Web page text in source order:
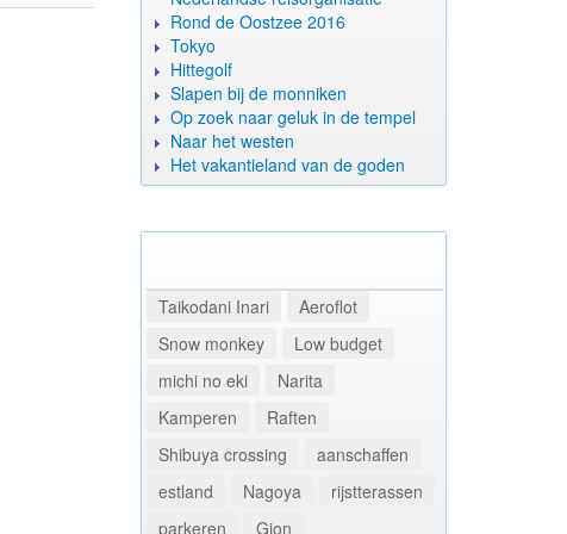
Rond de Oostzee 2016
Tokyo
Hittegolf
Slapen bij de monniken
Op zoek naar geluk in de tempel
Naar het westen
Het vakantieland van de goden
Taikodani Inari
Aeroflot
Snow monkey
Low budget
michi no eki
Narita
Kamperen
Raften
Shibuya crossing
aanschaffen
estland
Nagoya
rijstterassen
parkeren
Gion